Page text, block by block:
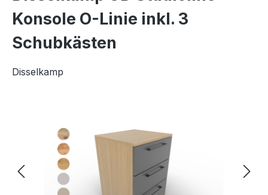
Konsole O-Linie inkl. 3
Schubkästen
Disselkamp